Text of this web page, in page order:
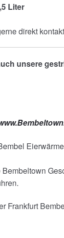
Liter
direkt
unsere
Frankfurt